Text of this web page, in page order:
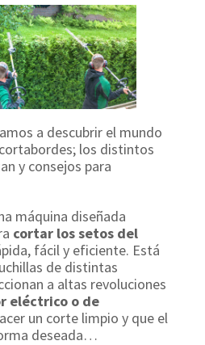
a descubrir el mundo
los distintos
y consejos para
máquina diseñada
cortar los setos del
fácil y eficiente. Está
de distintas
a altas revoluciones
eléctrico o de
un corte limpio y que el
deseada…